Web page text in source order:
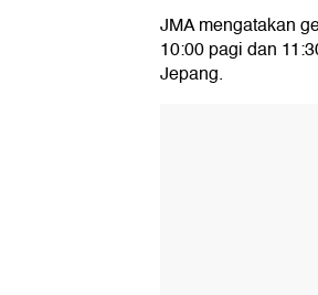
JMA mengatakan
10:00 pagi dan
Jepang.